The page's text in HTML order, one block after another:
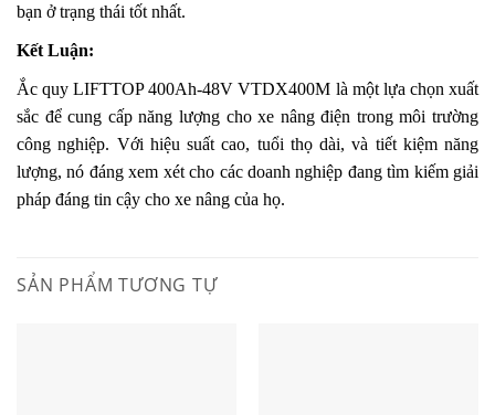
bạn ở trạng thái tốt nhất.
Kết Luận:
Ắc quy LIFTTOP 400Ah-48V VTDX400M là một lựa chọn xuất
sắc để cung cấp năng lượng cho xe nâng điện trong môi trường
công nghiệp. Với hiệu suất cao, tuổi thọ dài, và tiết kiệm năng
lượng, nó đáng xem xét cho các doanh nghiệp đang tìm kiếm giải
pháp đáng tin cậy cho xe nâng của họ.
SẢN PHẨM TƯƠNG TỰ